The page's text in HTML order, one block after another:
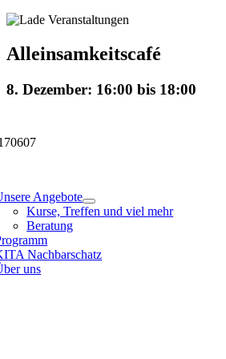
Skip
content
Angebote
Kurse, Treffen und viel mehr
Beratung
Nachbarschatz
uns
Veranstaltungsdetails
Alleinsamkeitscafé
8. Dezember: 16:00 bis 18:00